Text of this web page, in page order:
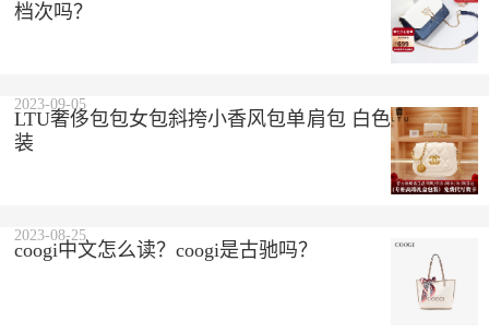
档次吗？
LTU奢侈包包女包斜挎小香风包单肩包 白色 精美礼盒
装
2023-09-05
coogi中文怎么读？coogi是古驰吗？
2023-08-25